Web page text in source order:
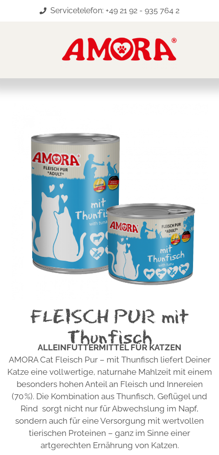
Servicetelefon: +49 21 92 - 935 764 2
FLEISCH PUR mit
Thunfisch
ALLEINFUTTERMITTEL FÜR KATZEN
AMORA Cat Fleisch Pur – mit Thunfisch liefert Deiner
Katze eine vollwertige, naturnahe Mahlzeit mit einem
besonders hohen Anteil an Fleisch und Innereien
(70 %). Die Kombination aus Thunfisch, Geflügel und
Rind sorgt nicht nur für Abwechslung im Napf,
sondern auch für eine Versorgung mit wertvollen
tierischen Proteinen – ganz im Sinne einer
artgerechten Ernährung von Katzen.